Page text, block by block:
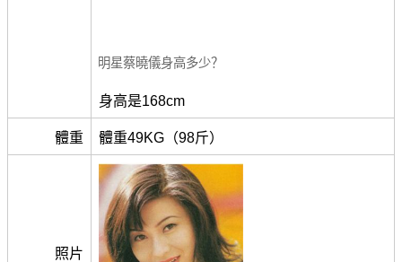
明星蔡曉儀身高多少？
身高是168cm
體重 體重49KG（98斤）
照片